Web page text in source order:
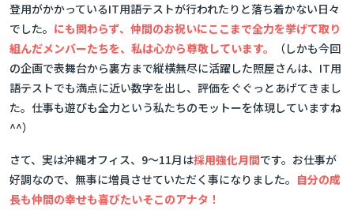
登用がかかっているIT用語テストが行われたりと落ち着かない日々
でした。 にも関わらず、仲間のお祝いにここまで全力を挙げて取り
組んだメンバーたちを、私は心から尊敬しています。
（しかも今回
の企画で表舞台から裏方まで縦横無尽に活躍した照屋さんは、IT用
語テストでも満点に近い数字を出し、評価をぐぐっとあげてきまし
た。仕事も遊びも全力という私たちのモットーを体現していますね
^^）
さて、実は沖縄オフィス、9～11月は採用強化月間です。お仕事が
好調なので、無事に増員させていただく事になりました。 自分の成
長も仲間の幸せも喜びたいそこのアナタ！